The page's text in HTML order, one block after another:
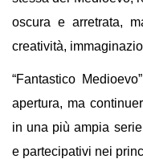
oscura e arretrata,
creatività,
“Fantastico
apertura, ma
in una più ampia
e partecipativi nei